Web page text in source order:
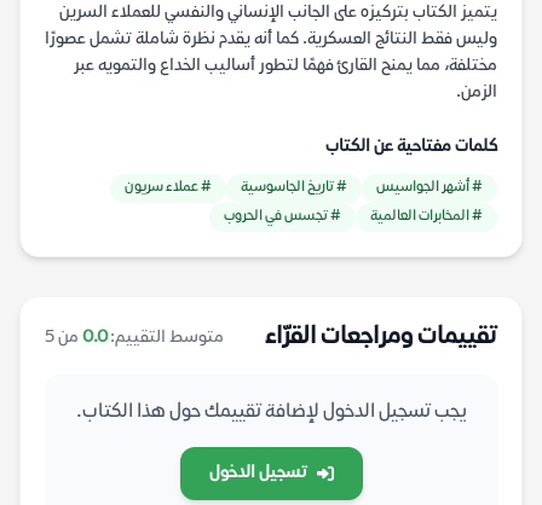
يتميز الكتاب بتركيزه على الجانب الإنساني والنفسي للعملاء السرين
وليس فقط النتائج العسكرية. كما أنه يقدم نظرة شاملة تشمل عصورًا
مختلفة، مما يمنح القارئ فهمًا لتطور أساليب الخداع والتمويه عبر
الزمن.
كلمات مفتاحية عن الكتاب
# أشهر الجواسيس # تاريخ الجاسوسية
# عملاء سريون
# المخابرات العالمية
# تجسس في الحروب
تقييمات ومراجعات القرّاء متوسط التقييم:0.0 من 5
يجب تسجيل الدخول لإضافة تقييمك حول هذا الكتاب.
تسجيل الدخول